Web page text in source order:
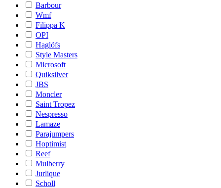
Barbour
Wmf
Filippa K
OPI
Haglöfs
Style Masters
Microsoft
Quiksilver
JBS
Moncler
Saint Tropez
Nespresso
Lamaze
Parajumpers
Hoptimist
Reef
Mulberry
Jurlique
Scholl